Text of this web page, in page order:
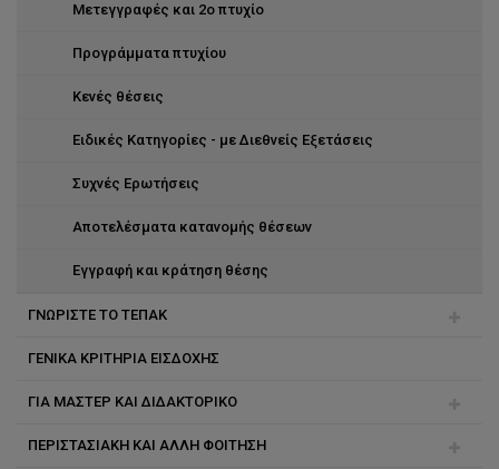
Μετεγγραφές και 2ο πτυχίο
Προγράμματα πτυχίου
Κενές θέσεις
Ειδικές Κατηγορίες - με Διεθνείς Εξετάσεις
Συχνές Ερωτήσεις
Αποτελέσματα κατανομής θέσεων
Eγγραφή και κράτηση θέσης
ΓΝΩΡΙΣΤΕ ΤΟ ΤΕΠΑΚ
Καλοκαιρινές Ακαδημίες
Ημέρες Ενημέρωσης
ΓΕΝΙΚΑ ΚΡΙΤΗΡΙΑ ΕΙΣΔΟΧΗΣ
ΓΙΑ ΜΑΣΤΕΡ ΚΑΙ ΔΙΔΑΚΤΟΡΙΚΟ
Προκήρυξη θέσεων για σπουδές επιπέδου Μάστερ -
ΠΕΡΙΣΤΑΣΙΑΚΗ ΚΑΙ ΑΛΛΗ ΦΟΙΤΗΣΗ